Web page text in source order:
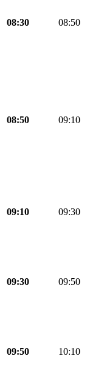
08:30 08:50
08:50 09:10
09:10 09:30
09:30 09:50
09:50 10:10